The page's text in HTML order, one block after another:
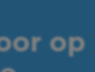
op